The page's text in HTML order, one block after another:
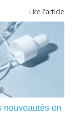
Lire l'article
nouveautés en